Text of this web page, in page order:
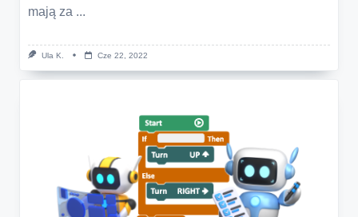
mają za ...
Ula K. Cze 22, 2022